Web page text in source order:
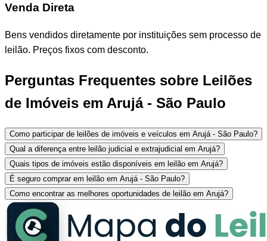
Venda Direta
Bens vendidos diretamente por instituições sem processo de
leilão. Preços fixos com desconto.
Perguntas Frequentes sobre Leilões
de Imóveis em Arujá - São Paulo
Como participar de leilões de imóveis e veículos em Arujá - São Paulo?
Qual a diferença entre leilão judicial e extrajudicial em Arujá?
Quais tipos de imóveis estão disponíveis em leilão em Arujá?
É seguro comprar em leilão em Arujá - São Paulo?
Como encontrar as melhores oportunidades de leilão em Arujá?